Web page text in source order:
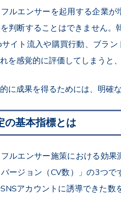
ルエンサーを起用する企業
判断することはできません
イト流入や購買行動、ブラン
を感覚的に評価してしまうと
に成果を得るためには、明確
の基本指標とは
ルエンサー施策における効
ージョン（CV数）」の3つ
アカウントに誘導できた